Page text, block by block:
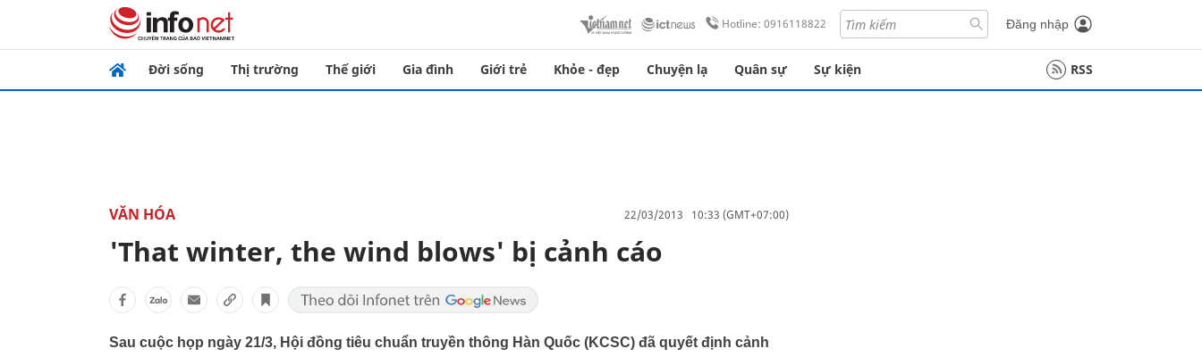
Hotline: 0916118822 Đăng nhập
Đời sống Thị trường Thế giới Gia đình Giới trẻ Khỏe - đẹp Chuyện lạ Quân sự Sự kiện RSS
VĂN HÓA 22/03/2013 10:33 (GMT+07:00)
'That winter, the wind blows' bị cảnh cáo
Sau cuộc họp ngày 21/3, Hội đồng tiêu chuẩn truyền thông Hàn Quốc (KCSC) đã quyết định cảnh